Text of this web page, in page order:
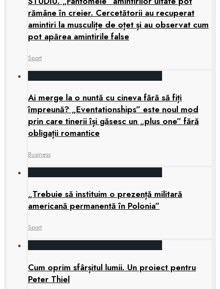
rămâne în creier. Cercetătorii au recuperat
amintiri la musculițe de oțet și au observat cum
pot apărea amintirile false
Sport
Ai merge la o nuntă cu cineva fără să fiți
împreună? „Eventationships” este noul mod
prin care tinerii își găsesc un „plus one” fără
obligații romantice
Business
„Trebuie să instituim o prezență militară
americană permanentă în Polonia”
Sport
Cum oprim sfârșitul lumii. Un proiect pentru
Peter Thiel